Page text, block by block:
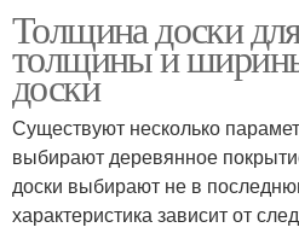
Толщина доски
толщины и
доски
Существуют несколько
выбирают деревянное
доски выбирают не в
характеристика зависит от